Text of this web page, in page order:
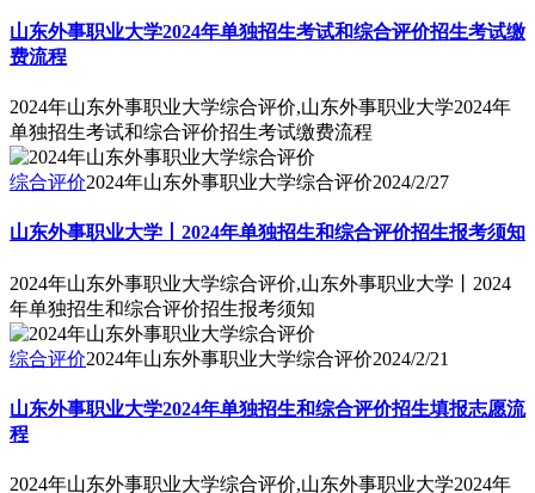
山东外事职业大学2024年单独招生考试和综合评价招生考试缴
费流程
2024年山东外事职业大学综合评价,山东外事职业大学2024年
单独招生考试和综合评价招生考试缴费流程
综合评价2024年山东外事职业大学综合评价2024/2/27
山东外事职业大学丨2024年单独招生和综合评价招生报考须知
2024年山东外事职业大学综合评价,山东外事职业大学丨2024
年单独招生和综合评价招生报考须知
综合评价2024年山东外事职业大学综合评价2024/2/21
山东外事职业大学2024年单独招生和综合评价招生填报志愿流
程
2024年山东外事职业大学综合评价,山东外事职业大学2024年